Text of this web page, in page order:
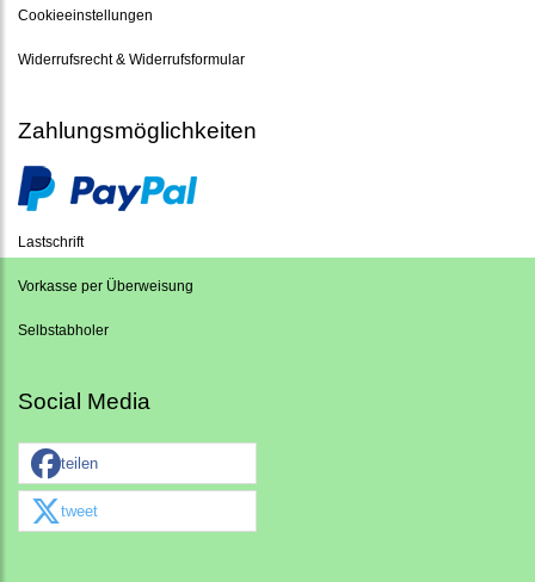
Cookieeinstellungen
Widerrufsrecht & Widerrufsformular
Zahlungsmöglichkeiten
Lastschrift
Vorkasse per Überweisung
Selbstabholer
Social Media
teilen
tweet